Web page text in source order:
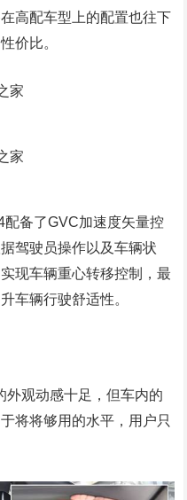
高配车型上的配置也往下
价比。
备了GVC加速度矢量控
驾驶员操作以及车辆状
现车辆重心转移控制，最
车辆行驶舒适性。
外观动感十足，但车内的
将将够用的水平，用户只